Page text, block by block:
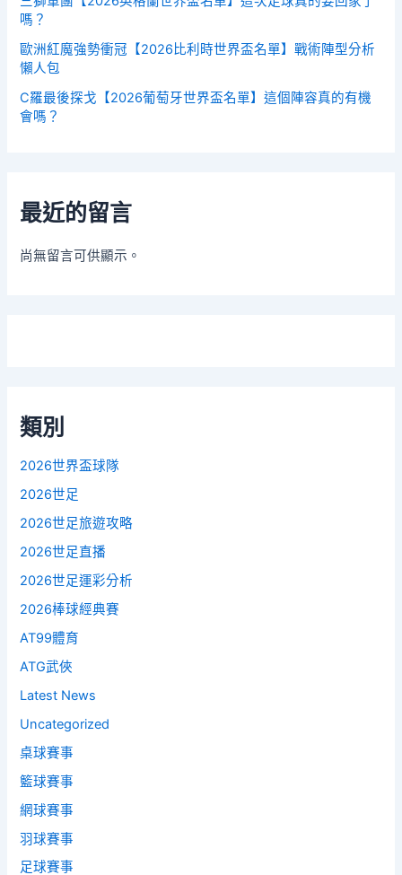
嗎？
歐洲紅魔強勢衝冠【2026比利時世界盃名單】戰術陣型分析
懶人包
C羅最後探戈【2026葡萄牙世界盃名單】這個陣容真的有機
會嗎？
最近的留言
尚無留言可供顯示。
類別
2026世界盃球隊
2026世足
2026世足旅遊攻略
2026世足直播
2026世足運彩分析
2026棒球經典賽
AT99體育
ATG武俠
Latest News
Uncategorized
桌球賽事
籃球賽事
網球賽事
羽球賽事
足球賽事